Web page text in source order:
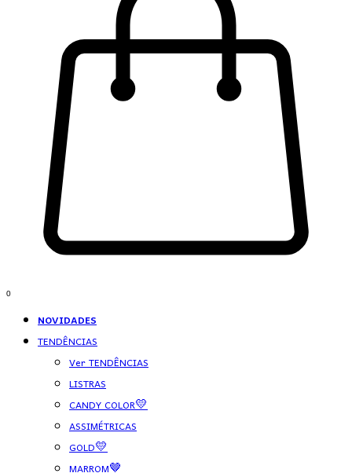
0
NOVIDADES
TENDÊNCIAS
Ver TENDÊNCIAS
LISTRAS
CANDY COLOR💛
ASSIMÉTRICAS
GOLD💛